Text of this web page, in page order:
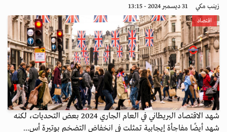
زينب مكي 31 ديسمبر 2024 - 13:15
اقتصاد
شهد الاقتصاد البريطاني في العام الجاري 2024 بعض التحديات، لكنه
شهد أيضًا مفاجأة إيجابية تمثلت في انخفاض التضخم بوتيرة أس...